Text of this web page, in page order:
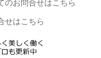
のお問合せはこちら
せはこちら